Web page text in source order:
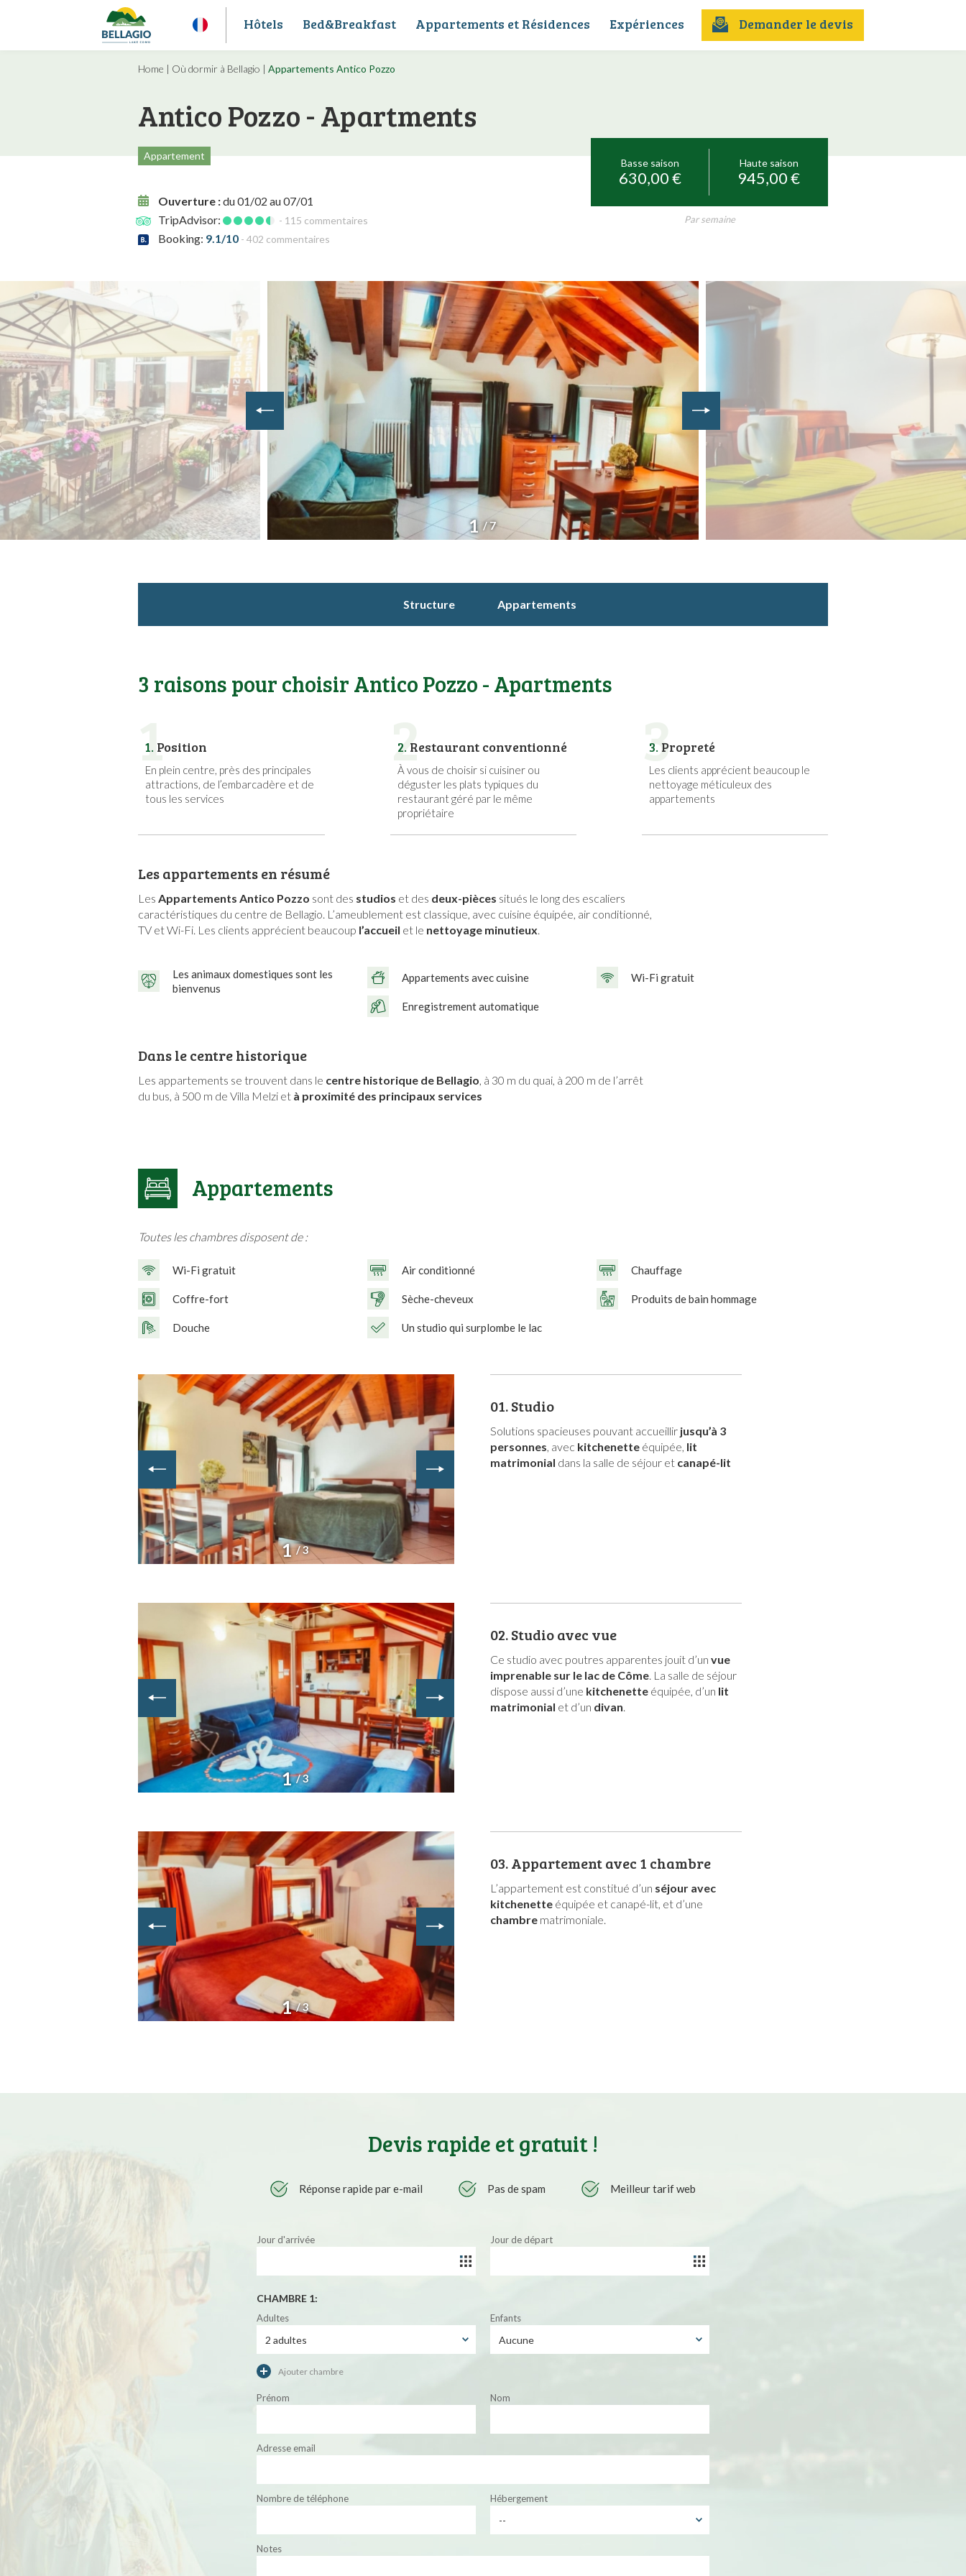
Demander le devis
Hôtels Bed&Breakfast Appartements et Résidences Expériences
Home | Où dormir à Bellagio | Appartements Antico Pozzo
Antico Pozzo - Apartments
Appartement
Ouverture :du 01/02 au 07/01
TripAdvisor:
- 115 commentaires
Booking: 9.1/10 - 402 commentaires
Basse saison
630,00 €
Haute saison
945,00 €
Par semaine
1 / 7
Structure Appartements
3 raisons pour choisir Antico Pozzo - Apartments
1
1. Position
En plein centre, près des principales
attractions, de l’embarcadère et de
tous les services
2
2. Restaurant conventionné
À vous de choisir si cuisiner ou
déguster les plats typiques du
restaurant géré par le même
propriétaire
3
3. Propreté
Les clients apprécient beaucoup le
nettoyage méticuleux des
appartements
Les appartements en résumé
Les Appartements Antico Pozzo sont des studios et des deux-pièces situés le long des escaliers
caractéristiques du centre de Bellagio. L’ameublement est classique, avec cuisine équipée, air conditionné,
TV et Wi-Fi. Les clients apprécient beaucoup l’accueil et le nettoyage minutieux.
Les animaux domestiques sont les
bienvenus
Appartements avec cuisine Wi-Fi gratuit
Enregistrement automatique
Dans le centre historique
Les appartements se trouvent dans le centre historique de Bellagio, à 30 m du quai, à 200 m de l’arrêt
du bus, à 500 m de Villa Melzi et à proximité des principaux services
Appartements
Toutes les chambres disposent de :
Wi-Fi gratuit Air conditionné Chauffage
Coffre-fort Sèche-cheveux Produits de bain hommage
Douche Un studio qui surplombe le lac
1 / 3
01.Studio
Solutions spacieuses pouvant accueillir jusqu’à 3
personnes, avec kitchenette équipée, lit
matrimonial dans la salle de séjour et canapé-lit
1 / 3
02.Studio avec vue
Ce studio avec poutres apparentes jouit d’un vue
imprenable sur le lac de Côme. La salle de séjour
dispose aussi d’une kitchenette équipée, d’un lit
matrimonial et d’un divan.
1 / 3
03.Appartement avec 1 chambre
L’appartement est constitué d’un séjour avec
kitchenette équipée et canapé-lit, et d’une
chambre matrimoniale.
Devis rapide et gratuit !
Réponse rapide par e-mail Pas de spam Meilleur tarif web
Jour d'arrivée Jour de départ
CHAMBRE 1:
Adultes Enfants
Ajouter chambre
Prénom Nom
Adresse email
Nombre de téléphone Hébergement
Notes